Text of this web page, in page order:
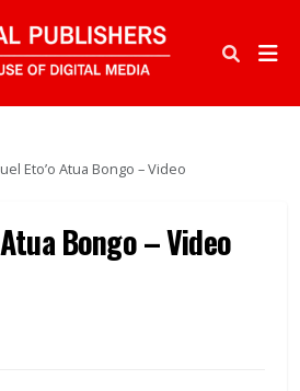
Eto’o Atua Bongo – Video
Bongo – Video